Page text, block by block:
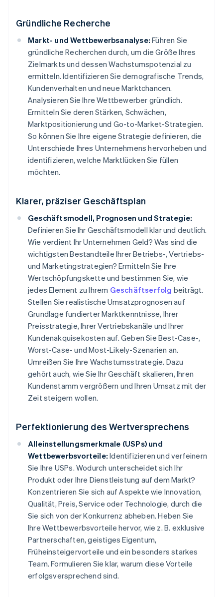
Gründliche Recherche
Markt- und Wettbewerbsanalyse: Führen Sie
gründliche Recherchen durch, um die Größe Ihres
Zielmarkts und dessen Wachstumspotenzial zu
ermitteln. Identifizieren Sie demografische Trends,
Kundenverhalten und neue Marktchancen.
Analysieren Sie Ihre Wettbewerber gründlich.
Ermitteln Sie deren Stärken, Schwächen,
Marktpositionierung und Go-to-Market-Strategien.
So können Sie Ihre eigene Strategie definieren, die
Unterschiede Ihres Unternehmens hervorheben und
identifizieren, welche Marktlücken Sie füllen
möchten.
Klarer, präziser Geschäftsplan
Geschäftsmodell, Prognosen und Strategie:
Definieren Sie Ihr Geschäftsmodell klar und deutlich.
Wie verdient Ihr Unternehmen Geld? Was sind die
wichtigsten Bestandteile Ihrer Betriebs-, Vertriebs-
und Marketingstrategien? Ermitteln Sie Ihre
Wertschöpfungskette und bestimmen Sie, wie
jedes Element zu Ihrem Geschäftserfolg beiträgt.
Stellen Sie realistische Umsatzprognosen auf
Grundlage fundierter Marktkenntnisse, Ihrer
Preisstrategie, Ihrer Vertriebskanäle und Ihrer
Kundenakquisekosten auf. Geben Sie Best-Case-,
Worst-Case- und Most-Likely-Szenarien an.
Umreißen Sie Ihre Wachstumsstrategie. Dazu
gehört auch, wie Sie Ihr Geschäft skalieren, Ihren
Kundenstamm vergrößern und Ihren Umsatz mit der
Zeit steigern wollen.
Perfektionierung des Wertversprechens
Alleinstellungsmerkmale (USPs) und
Wettbewerbsvorteile: Identifizieren und verfeinern
Sie Ihre USPs. Wodurch unterscheidet sich Ihr
Produkt oder Ihre Dienstleistung auf dem Markt?
Konzentrieren Sie sich auf Aspekte wie Innovation,
Qualität, Preis, Service oder Technologie, durch die
Sie sich von der Konkurrenz abheben. Heben Sie
Ihre Wettbewerbsvorteile hervor, wie z. B. exklusive
Partnerschaften, geistiges Eigentum,
Früheinsteigervorteile und ein besonders starkes
Team. Formulieren Sie klar, warum diese Vorteile
erfolgsversprechend sind.